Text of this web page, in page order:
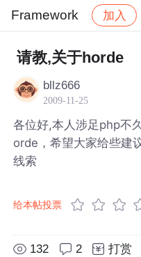
Framework 加入
社区 Framework
请教,关于horde
bllz666
2009-11-25
各位好,本人涉足php不
orde，希望大家给些建
线索
给本帖投票
132 2 打赏